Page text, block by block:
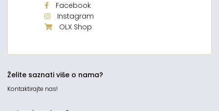
Facebook
Instagram
OLX Shop
Želite saznati više o nama?
Kontaktirajte nas!